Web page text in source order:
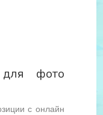
фото
с онлайн